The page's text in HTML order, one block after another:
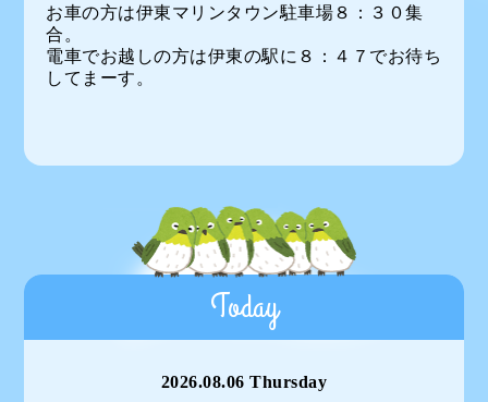
お車の方は伊東マリンタウン駐車場８：３０集
合。
電車でお越しの方は伊東の駅に８：４７でお待ち
してまーす。
Today
2026.08.06 Thursday